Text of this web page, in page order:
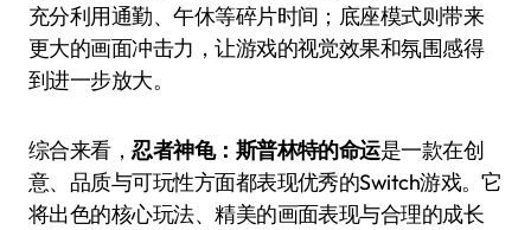
充分利用通勤、午休等碎片时间；底座模式则带来
更大的画面冲击力，让游戏的视觉效果和氛围感得
到进一步放大。
综合来看，忍者神龟：斯普林特的命运是一款在创
意、品质与可玩性方面都表现优秀的Switch游戏。它
将出色的核心玩法、精美的画面表现与合理的成长